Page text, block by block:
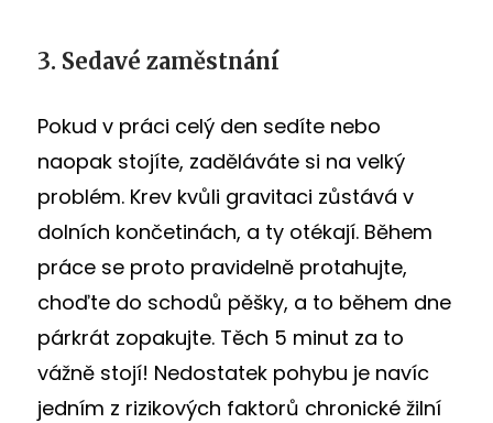
3. Sedavé zaměstnání
Pokud v práci celý den sedíte nebo
naopak stojíte, zaděláváte si na velký
problém. Krev kvůli gravitaci zůstává v
dolních končetinách, a ty otékají. Během
práce se proto pravidelně protahujte,
choďte do schodů pěšky, a to během dne
párkrát zopakujte. Těch 5 minut za to
vážně stojí! Nedostatek pohybu je navíc
jedním z rizikových faktorů chronické žilní